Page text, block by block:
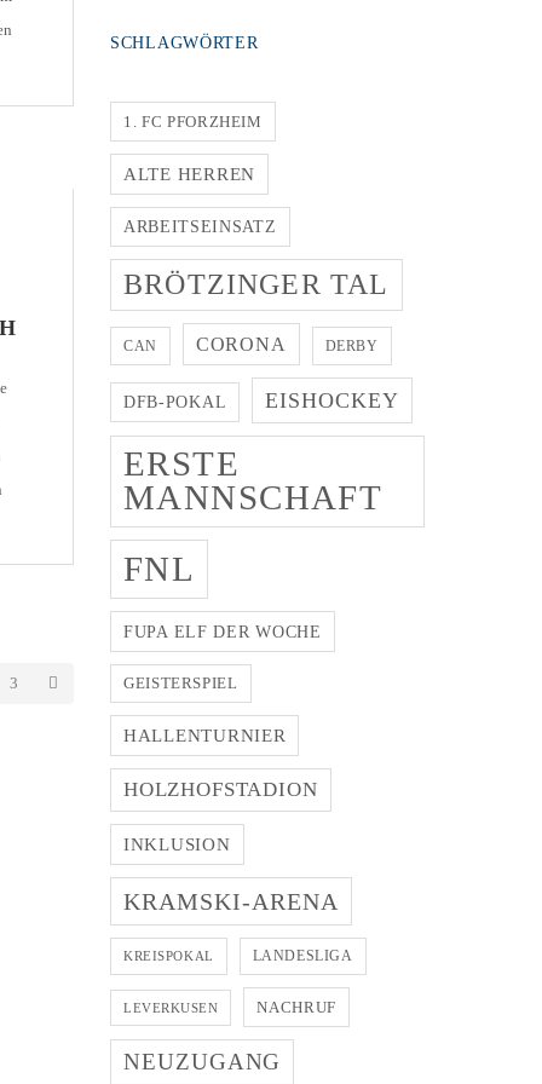
3
SCHLAGWÖRTER
1. FC PFORZHEIM
ALTE HERREN
ARBEITSEINSATZ
BRÖTZINGER TAL
CAN CORONA DERBY
DFB-POKAL EISHOCKEY
ERSTE
MANNSCHAFT
FNL
FUPA ELF DER WOCHE
GEISTERSPIEL
HALLENTURNIER
HOLZHOFSTADION
INKLUSION
KRAMSKI-ARENA
KREISPOKAL LANDESLIGA
LEVERKUSEN NACHRUF
NEUZUGANG